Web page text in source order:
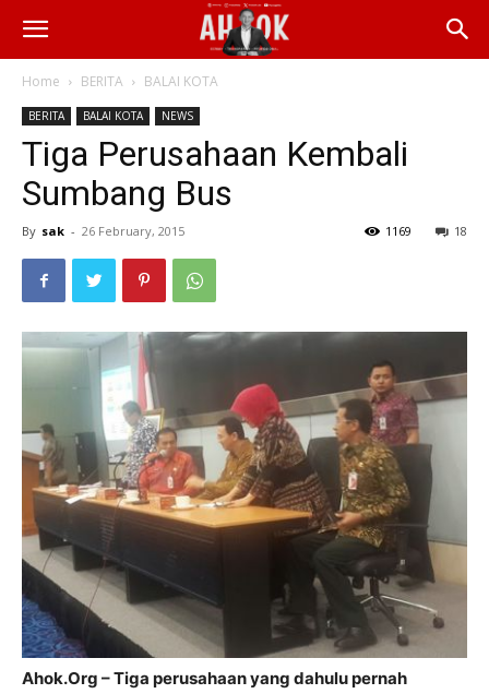
Home BERITA BALAI KOTA
BERITA BALAI KOTA NEWS
Tiga Perusahaan Kembali
Sumbang Bus
By sak - 26 February, 2015 18
1169
Ahok.Org – Tiga perusahaan yang dahulu pernah